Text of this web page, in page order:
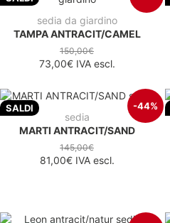
sedia da giardino
TAMPA ANTRACIT/CAMEL
150,00€
73,00€IVA escl.
SALDI -44%
sedia
MARTI ANTRACIT/SAND
145,00€
81,00€IVA escl.